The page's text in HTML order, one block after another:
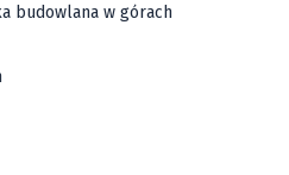
budowlana w górach